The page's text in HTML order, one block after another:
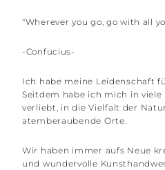
"Wherever you go, go with all
-Confucius-
Ich habe meine Leidenschaft
Seitdem habe ich mich in viele
verliebt, in die Vielfalt der
atemberaubende Orte.
Wir haben immer aufs Neue
und wundervolle